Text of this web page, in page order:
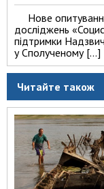
Нове
досліджень
підтримки
у Сполученому […]
Читайте також